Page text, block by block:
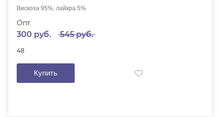
Вискоза 95%, лайкра 5%
Опт
300 руб. 545 руб.
48
Купить